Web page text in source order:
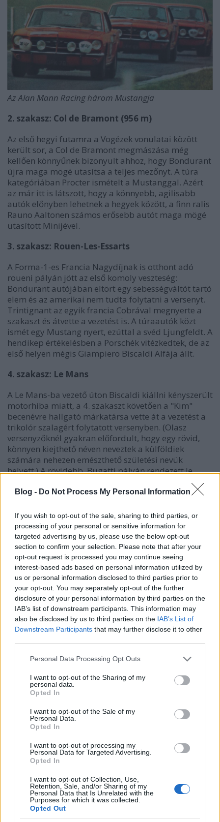
Blog - Do Not Process My Personal Information
If you wish to opt-out of the sale, sharing to third parties, or
processing of your personal or sensitive information for
targeted advertising by us, please use the below opt-out
section to confirm your selection. Please note that after your
opt-out request is processed you may continue seeing
interest-based ads based on personal information utilized by
us or personal information disclosed to third parties prior to
your opt-out. You may separately opt-out of the further
disclosure of your personal information by third parties on the
IAB’s list of downstream participants. This information may
also be disclosed by us to third parties on the IAB’s List of
Downstream Participants that may further disclose it to other
Please note that this website/app uses one or more Google
not limited to your visit or usage behaviour. You may click to
grant or deny consent to Google and its third-party tags to
use your data for below specified purposes in below Google
consent section.
Personal Data Processing Opt Outs
I want to opt-out of the Sharing of my
personal data.
Opted In
I want to opt-out of the Sale of my
Personal Data.
Opted In
I want to opt-out of processing my
Personal Data for Targeted Advertising.
Opted In
I want to opt-out of Collection, Use,
Retention, Sale, and/or Sharing of my
Personal Data that Is Unrelated with the
Purposes for which it was collected.
Opted Out
Az Alan Mann Racing három Mustangja
2. szakasz: Col de Bramont (956 m)
Az első hegyi futamra a Vogézek vonulatai között
került sor, a Col de Bramont megmászása még
kellően könnyűnek bizonyult ahhoz, hogy Bondurant
újra maga mögé utasítsa a teljes mezőnyt. A túra
kategóriában Procter ismételt a Mustanggal. Azért
az már itt is látszott, hogy a könnyebb, agilisabb
autók előnyben lehetnek a hegyek között, a finn ralis
Rauno Aaltonen számos erősebb autót maga mögé
utasított Minijével.
3. szakasz: Rouen-Les-Essarts
A Forma-1-es Francia Nagydíjnak is otthont adó
roueni pályán jött az első komoly veszteség:
Bondurant autójában eltört egy sebességváltót tartó
elem és az amerikai nem tudta folytatni a versenyt.
Trintignant az egyik francia Cobrával megnyerte a
szakaszt és átvette a vezetést is. A túraautók közt
ismét egy Mustang nyert, ezúttal a svéd Ljungfeldt. A
hendikep értékelésben a Porschék vitézkedtek, de az
első helyen mégis Giampiero Biscaldi Alfája állt.
4. szakasz: Le Mans
A Le Mans-ba vezető úton Biscaldi kiállni kényszerült
motorhiba miatt, a 4. szakaszt követően a "Kim"
becenévre hallgató márkatársa vette át a vezetést a
trikolór szalagért folytatott versenyben. (Olasz
versenyzőknél gyakran előfordult, hogy egy rövid,
könnyen kiejthető néven neveztek a külföldiek
számára nehezen emészthető születési nevük
helyett.) A rövidebb, Bugatti pályán rendezett le
mans-i versenyt is Trintignant nyerte, a túraautók
között a francia Mustangot vezető Henri Greder
összetettben. A le mans-i megálló mégis elsősorban
Michel Fougerey halálos balesete miatt maradt
emlékezetes.
Négy szakaszt követően újabb komoly veszteségek
érték a Ford és a Ferrari tábort is. A Cognac-ba
vezető úton mindkét francia Cobra feladni
kényszerült a küzdelmet, ezzel a Ford gyakorlatilag
elvesztette minden esélyét, hogy a világbajnoki
pontversenyben megelőzze a Ferrarit. Két 250 GTO is
kiszállt: Fernand Tavano szelephibával esett ki,
David Pipert szabálytalan tankolás miatt zárták ki.
A Cobrák kiesése után a sárga szalag sorsa a két